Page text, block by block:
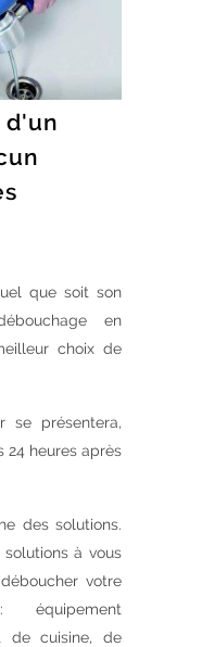
d'un
que soit son
en
choix de
se présentera,
24 heures après
des solutions.
à vous
votre
équipement
de cuisine, de